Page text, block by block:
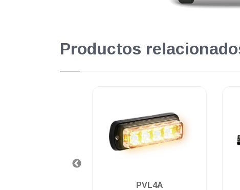
Productos
PVL4A